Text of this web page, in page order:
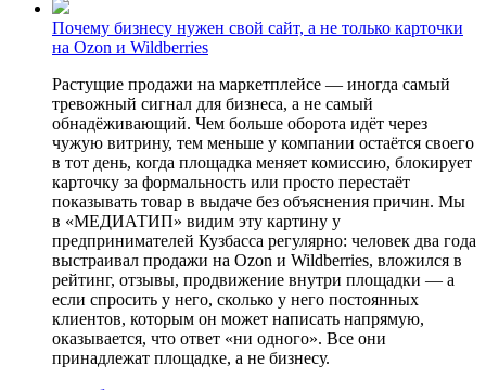
Почему бизнесу нужен свой сайт, а не только карточки
на Ozon и Wildberries
Растущие продажи на маркетплейсе — иногда самый
тревожный сигнал для бизнеса, а не самый
обнадёживающий. Чем больше оборота идёт через
чужую витрину, тем меньше у компании остаётся своего
в тот день, когда площадка меняет комиссию, блокирует
карточку за формальность или просто перестаёт
показывать товар в выдаче без объяснения причин. Мы
в «МЕДИАТИП» видим эту картину у
предпринимателей Кузбасса регулярно: человек два года
выстраивал продажи на Ozon и Wildberries, вложился в
рейтинг, отзывы, продвижение внутри площадки — а
если спросить у него, сколько у него постоянных
клиентов, которым он может написать напрямую,
оказывается, что ответ «ни одного». Все они
принадлежат площадке, а не бизнесу.